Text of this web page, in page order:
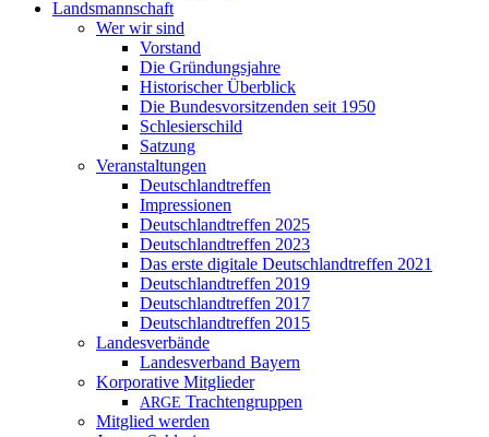
Landsmannschaft
Wer wir sind
Vorstand
Die Gründungsjahre
Historischer Überblick
Die Bundesvorsitzenden seit 1950
Schlesierschild
Satzung
Veranstaltungen
Deutschlandtreffen
Impressionen
Deutschlandtreffen 2025
Deutschlandtreffen 2023
Das erste digitale Deutschlandtreffen 2021
Deutschlandtreffen 2019
Deutschlandtreffen 2017
Deutschlandtreffen 2015
Landesverbände
Landesverband Bayern
Korporative Mitglieder
ARGE Trachtengruppen
Mitglied werden